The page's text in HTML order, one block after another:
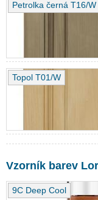
Petrolka černá T16/W
Topol T01/W
Vzorník barev
9C Deep Cool